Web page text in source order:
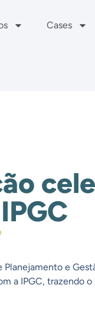
Cases
e
a IPGC, trazendo o